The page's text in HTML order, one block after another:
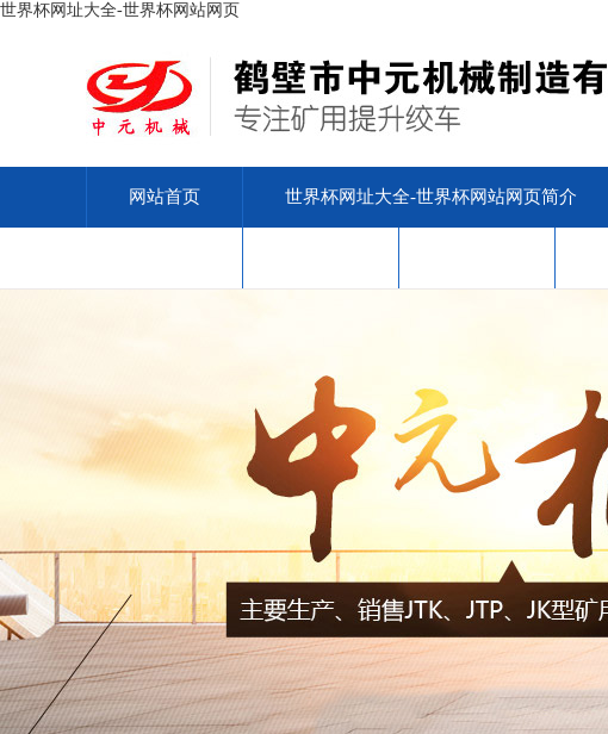
世界杯网址大全-世界杯网站网页
网站首页 世界杯网址大全-世界杯网站网页简介